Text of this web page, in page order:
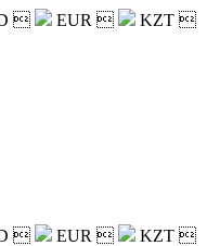
 EUR  KZT 
 EUR  KZT 